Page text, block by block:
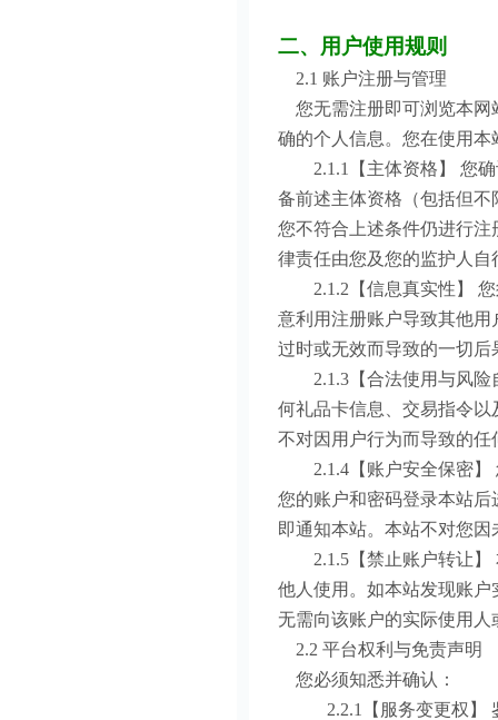
二、用户使用规则
2.1 账户注册与管理
您无需注册即可浏览本网
确的个人信息。您在使用
2.1.1【主体资格】 您确
备前述主体资格（包括但
您不符合上述条件仍进行
律责任由您及您的监护人自
2.1.2【信息真实性】 您
意利用注册账户导致其他
过时或无效而导致的一切
2.1.3【合法使用与风险
何礼品卡信息、交易指令
不对因用户行为而导致的
2.1.4【账户安全保密】
您的账户和密码登录本站
即通知本站。本站不对您
2.1.5【禁止账户转让】
他人使用。如本站发现账
无需向该账户的实际使用
2.2 平台权利与免责声明
您必须知悉并确认：
2.2.1【服务变更权】 鉴